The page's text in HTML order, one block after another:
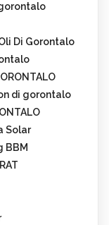
Di Gorontalo
di gorontalo
Solar
BBM